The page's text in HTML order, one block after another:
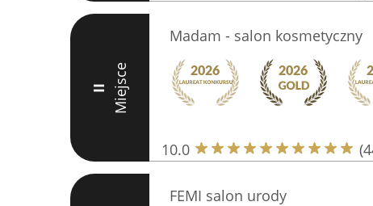
II Miejsce
Madam - salon kosmetyczny
10.0
FEMI salon urody